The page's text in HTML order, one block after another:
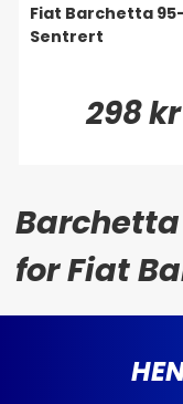
Fiat Barchetta
Sentrert
298 kr
for Fiat